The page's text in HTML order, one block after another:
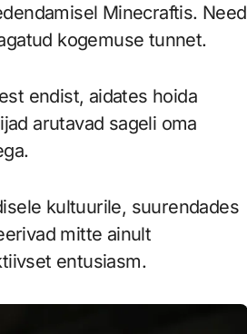
Minecraftis. Need
kogemuse tunnet.
endist, aidates hoida
arutavad sageli oma
kultuurile, suurendades
mitte ainult
entusiasm.